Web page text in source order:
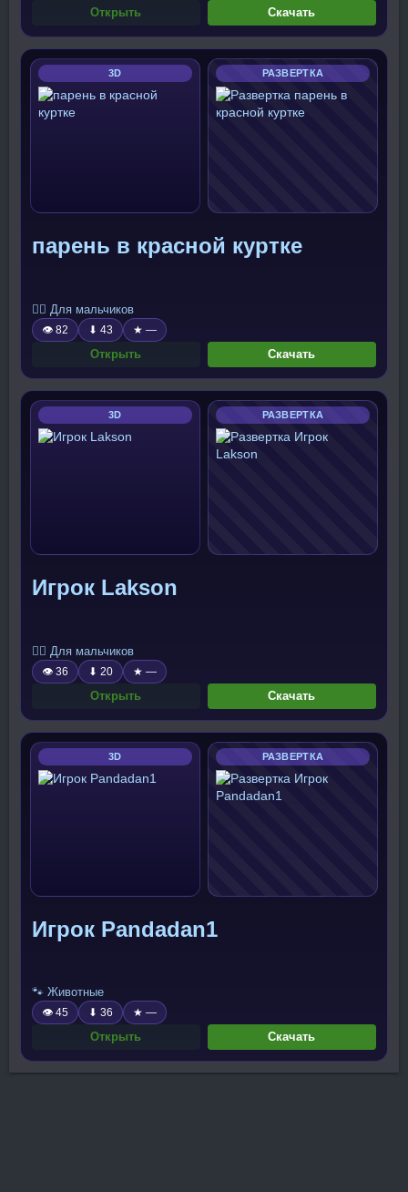
Открыть Скачать
3D РАЗВЕРТКА
парень в красной куртке
🧍‍♂️ Для мальчиков
👁 82 ⬇ 43 ★ —
Открыть Скачать
3D РАЗВЕРТКА
Игрок Lakson
🧍‍♂️ Для мальчиков
👁 36 ⬇ 20 ★ —
Открыть Скачать
3D РАЗВЕРТКА
Игрок Pandadan1
🐾 Животные
👁 45 ⬇ 36 ★ —
Открыть Скачать